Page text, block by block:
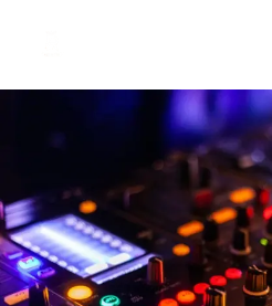
Inicio Real FM
Streaming
En Vivo
Descarga La APP
Programas